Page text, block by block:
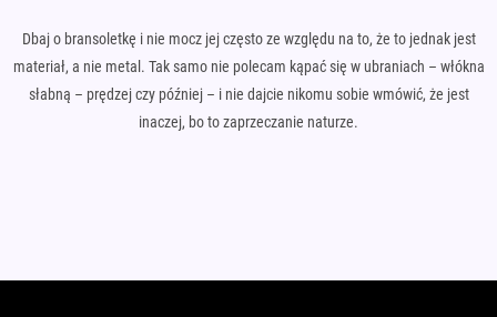
Dbaj o bransoletkę i nie mocz jej często ze względu na to, że to jednak jest
materiał, a nie metal. Tak samo nie polecam kąpać się w ubraniach – włókna
słabną – prędzej czy później – i nie dajcie nikomu sobie wmówić, że jest
inaczej, bo to zaprzeczanie naturze.